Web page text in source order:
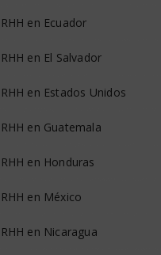
en Ecuador
en El Salvador
en Estados Unidos
en Guatemala
en Honduras
en México
en Nicaragua